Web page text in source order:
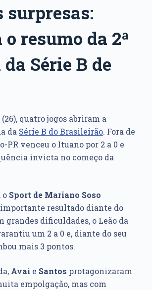
surpresas:
resumo da 2ª
Série B de
quatro jogos abriram a
da Série B do Brasileirão. Fora de
PR venceu o Ituano por 2 a 0 e
invicta no começo da
o Sport de Mariano Soso
resultado diante do
grandes dificuldades, o Leão da
um 2 a 0 e, diante do seu
mais 3 pontos.
Avaí e Santos protagonizaram
empolgação, mas com